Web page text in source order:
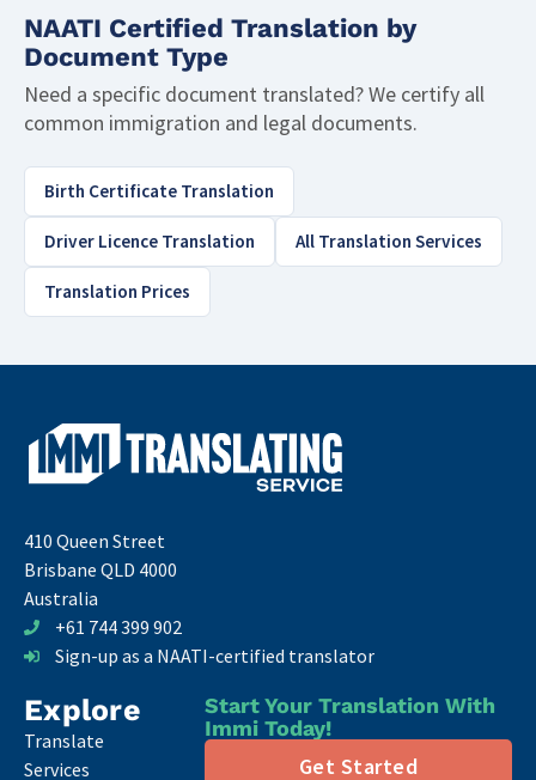
NAATI Certified Translation by
Document Type
Need a specific document translated? We certify all
common immigration and legal documents.
Birth Certificate Translation
Driver Licence Translation All Translation Services
Translation Prices
410 Queen Street
Brisbane QLD 4000
Australia
+61 744 399 902
Sign-up as a NAATI-certified translator
Explore
Translate
Services
Start Your Translation With
Immi Today!
Get Started